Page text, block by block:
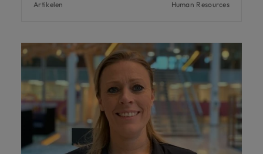
Artikelen Human Resources